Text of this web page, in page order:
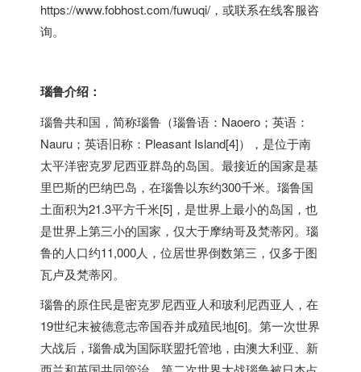
https://www.fobhost.com/fuwuqi/ ，或联系在线客服咨
询。
瑙鲁介绍：
瑙鲁共和国，简称瑙鲁（瑙鲁语：Naoero；英语：
Nauru；英语旧称：Pleasant Island[4]），是位于南
太平洋密克罗尼西亚群岛的岛国。最接近的国家是基
里巴斯的巴纳巴岛，在瑙鲁以东约300千米。瑙鲁国
土面积为21.3平方千米[5]，是世界上最小的岛国，也
是世界上第三小的国家，仅大于摩纳哥及梵蒂冈。瑙
鲁的人口约11,000人，位居世界倒数第三，仅多于图
瓦卢及梵蒂冈。
瑙鲁的原住民是密克罗尼西亚人和玻利尼西亚人，在
19世纪末被德意志帝国吞并成殖民地[6]。第一次世界
大战后，瑙鲁成为国际联盟托管地，由澳大利亚、新